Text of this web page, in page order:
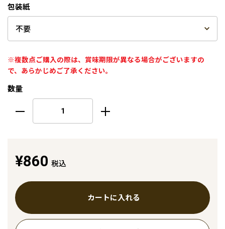
包装紙
※複数点ご購入の際は、賞味期限が異なる場合がございますの
で、あらかじめご了承ください。
数量
¥860 税込
カートに入れる